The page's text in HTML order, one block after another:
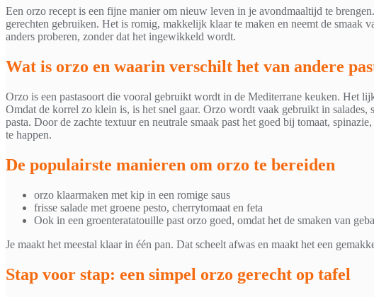
Een orzo recept is een fijne manier om nieuw leven in je avondmaaltijd te
gerechten gebruiken. Het is romig, makkelijk klaar te maken en neemt de smaak
anders proberen, zonder dat het ingewikkeld wordt.
Wat is orzo en waarin verschilt het van andere
Orzo is een pastasoort die vooral gebruikt wordt in de Mediterrane keuken. Het
Omdat de korrel zo klein is, is het snel gaar. Orzo wordt vaak gebruikt in
pasta. Door de zachte textuur en neutrale smaak past het goed bij tomaat,
te happen.
De populairste manieren om orzo te bereiden
orzo klaarmaken met kip in een romige saus
frisse salade met groene pesto, cherrytomaat en feta
Ook in een groenteratatouille past orzo goed, omdat het de smaken van
Je maakt het meestal klaar in één pan. Dat scheelt afwas en maakt het een
Stap voor stap: een simpel orzo gerecht op tafel